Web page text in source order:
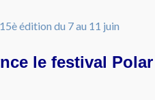
le festival